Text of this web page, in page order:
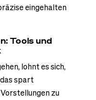
eingehalten
Tools und
lohnt es sich,
spart
zu